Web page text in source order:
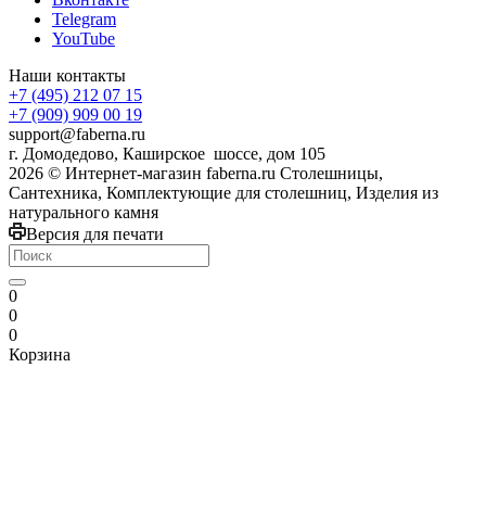
Telegram
YouTube
Наши контакты
+7 (495) 212 07 15
+7 (909) 909 00 19
support@faberna.ru
г. Домодедово, Каширское шоссе, дом 105
2026 © Интернет-магазин faberna.ru Столешницы,
Сантехника, Комплектующие для столешниц, Изделия из
натурального камня
Версия для печати
0
0
0
Корзина